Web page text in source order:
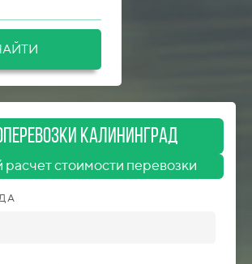
Калининград
стоимости перевозки